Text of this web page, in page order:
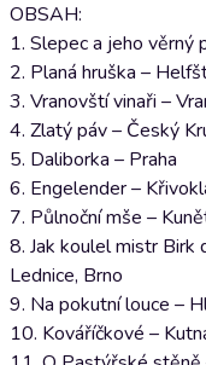
OBSAH:
1. Slepec a jeho věrný
2. Planá hruška –
3. Vranovští vinaři –
4. Zlatý páv – Český
5. Daliborka – Praha
6. Engelender –
7. Půlnoční mše –
8. Jak koulel mistr Birk
Lednice, Brno
9. Na pokutní louce –
10. Kováříčkové –